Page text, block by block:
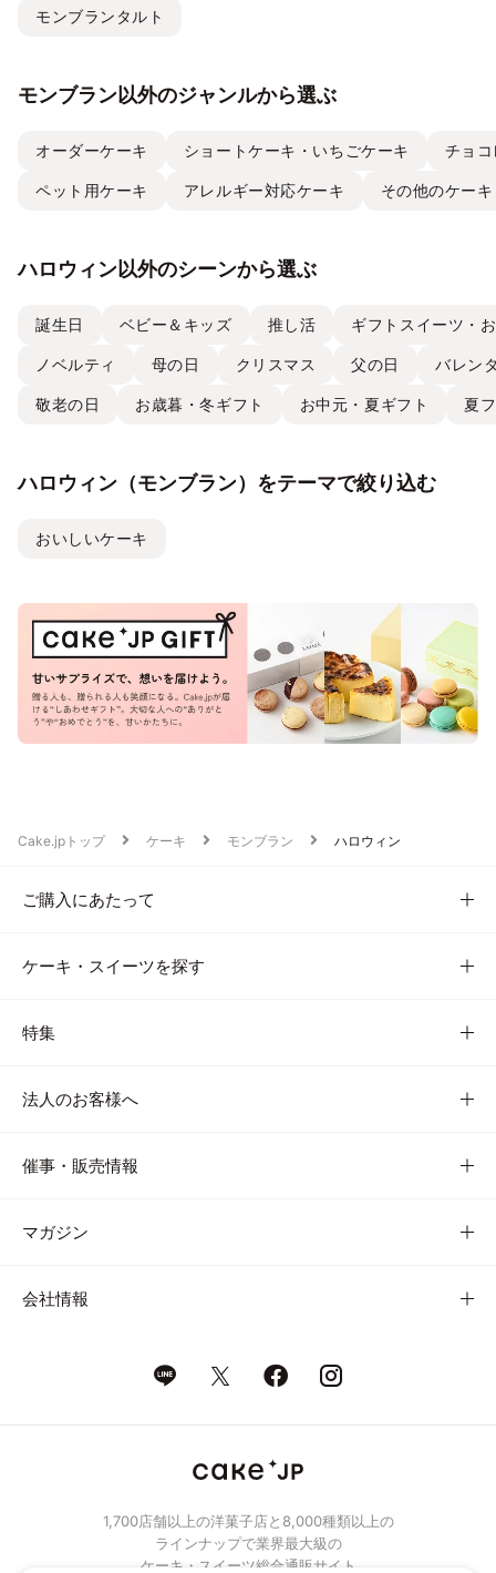
モンブランタルト
モンブラン以外のジャンルから選ぶ
オーダーケーキ ショートケーキ・いちごケーキ チョ
ペット用ケーキ アレルギー対応ケーキ その他のケーキ
ハロウィン以外のシーンから選ぶ
誕生日 ベビー＆キッズ 推し活 ギフトスイーツ・
ノベルティ 母の日 クリスマス 父の日 バレン
敬老の日 お歳暮・冬ギフト お中元・夏ギフト 夏
ハロウィン（モンブラン）をテーマで絞り込む
おいしいケーキ
Cake.jpトップ ケーキ モンブラン ハロウィン
ご購入にあたって
ケーキ・スイーツを探す
特集
法人のお客様へ
催事・販売情報
マガジン
会社情報
1,700店舗以上の洋菓子店と8,000種類以上の
ラインナップで業界最大級の
ケーキ・スイーツ総合通販サイト